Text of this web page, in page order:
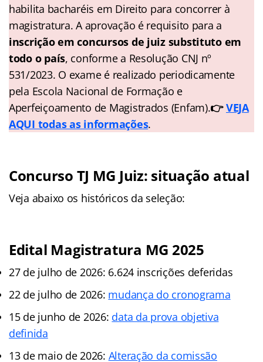
habilita bacharéis em Direito para concorrer à
magistratura. A aprovação é requisito para a
inscrição em concursos de juiz substituto em
todo o país, conforme a Resolução CNJ nº
531/2023. O exame é realizado periodicamente
pela Escola Nacional de Formação e
Aperfeiçoamento de Magistrados (Enfam).👉VEJA
AQUI todas as informações.
Concurso TJ MG Juiz: situação atual
Veja abaixo os históricos da seleção:
Edital Magistratura MG 2025
27 de julho de 2026: 6.624 inscrições deferidas
22 de julho de 2026: mudança do cronograma
15 de junho de 2026: data da prova objetiva
definida
13 de maio de 2026: Alteração da comissão